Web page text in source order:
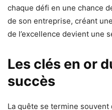
chaque défi en une chance
de son entreprise, créant
de l’excellence devient une
Les clés en or
succès
La quête se termine souvent